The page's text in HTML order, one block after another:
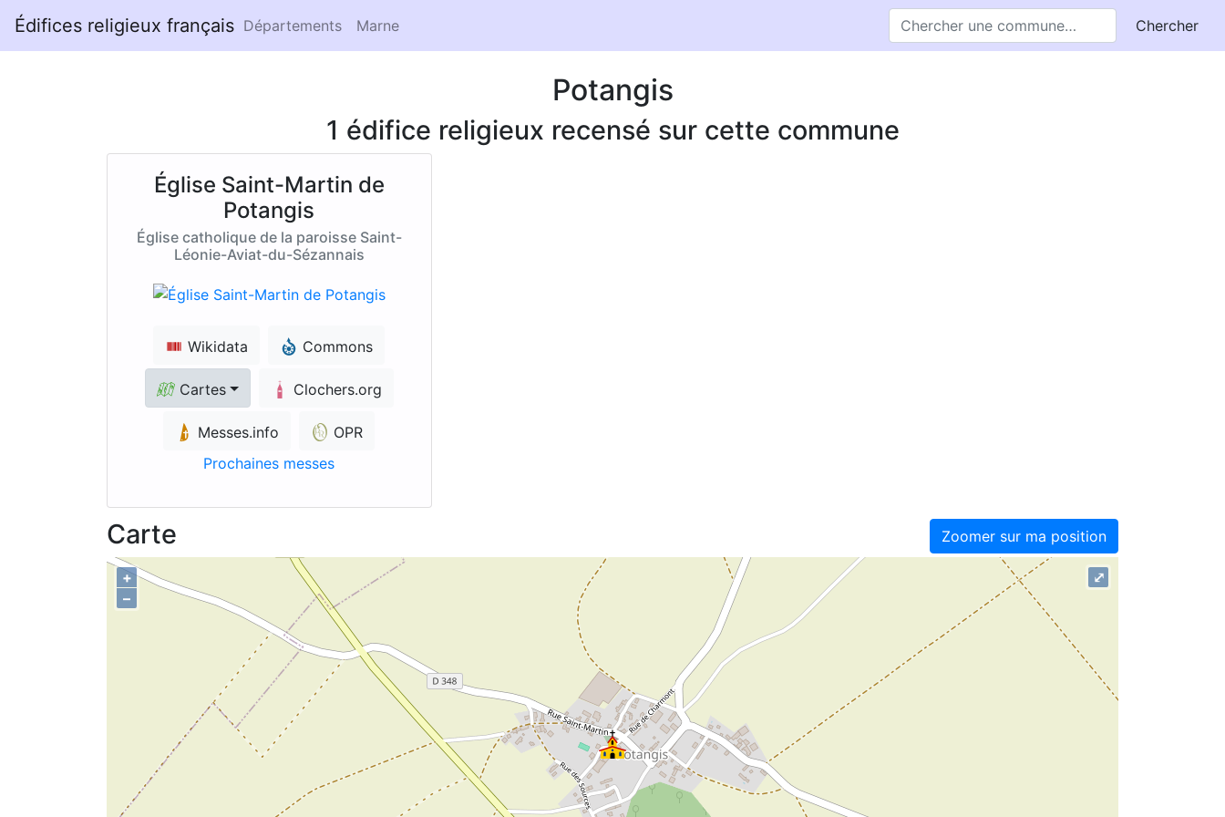
Édifices religieux français Départements Marne Chercher
Potangis
1 édifice religieux recensé sur cette commune
Église Saint-Martin de
Potangis
Église catholique de la paroisse Saint-
Léonie-Aviat-du-Sézannais
Wikidata Commons
Cartes Clochers.org
Messes.info
OPR
Prochaines messes
Zoomer sur ma position
Carte
+
–
⤢